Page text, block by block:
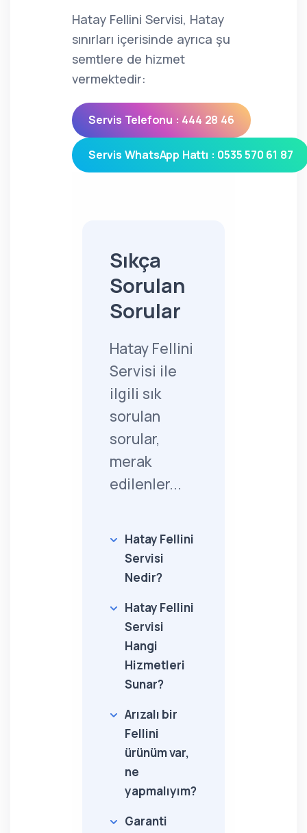
Hatay Fellini Servisi, Hatay
sınırları içerisinde ayrıca şu
semtlere de hizmet
vermektedir:
Servis Telefonu : 444 28 46
Servis WhatsApp Hattı : 0535 570 61 87
Sıkça
Sorulan
Sorular
Hatay Fellini
Servisi ile
ilgili sık
sorulan
sorular,
merak
edilenler...
Hatay Fellini
Servisi
Nedir?
Hatay Fellini
Servisi
Hangi
Hizmetleri
Sunar?
Arızalı bir
Fellini
ürünüm var,
ne
yapmalıyım?
Garanti